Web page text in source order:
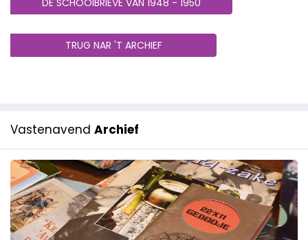
DE SCHOOIBRIEVE VAN 1948 - 1950
TRUG NAR 'T ARCHIEF
Vastenavend Archief